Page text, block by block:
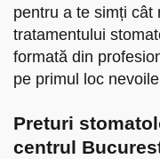
pentru a te simți cât
tratamentului
formată din
pe primul loc
Preturi
centrul